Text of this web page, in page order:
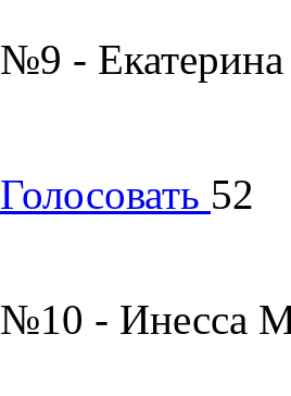
№9 -
Голосовать 52
№10 - Инесса